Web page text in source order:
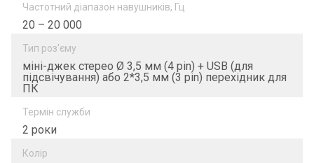
Частотний діапазон навушників, Гц
20 – 20 000
Тип роз'єму
міні-джек стерео Ø 3,5 мм (4 pin) + USB (для
підсвічування) або 2*3,5 мм (3 pin) перехідник для
ПК
Термін служби
2 роки
Колір